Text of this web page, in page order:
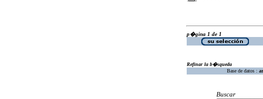
p�gina 1 de 1
Refinar la b�squeda
Base de datos :
Buscar